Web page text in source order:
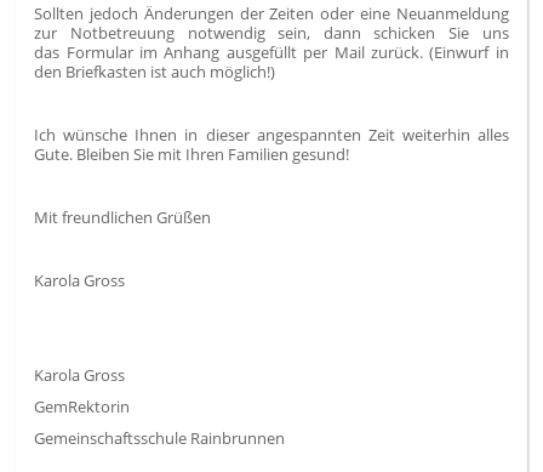
Sollten jedoch Änderungen der Zeiten oder eine Neuanmeldung
zur Notbetreuung notwendig sein, dann schicken Sie uns
das Formular im Anhang ausgefüllt per Mail zurück. (Einwurf in
den Briefkasten ist auch möglich!)
Ich wünsche Ihnen in dieser angespannten Zeit weiterhin alles
Gute. Bleiben Sie mit Ihren Familien gesund!
Mit freundlichen Grüßen
Karola Gross
Karola Gross
GemRektorin
Gemeinschaftsschule Rainbrunnen